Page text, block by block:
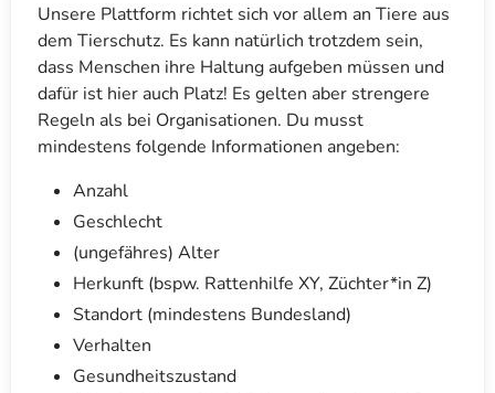
Unsere Plattform richtet sich vor allem an Tiere aus
dem Tierschutz. Es kann natürlich trotzdem sein,
dass Menschen ihre Haltung aufgeben müssen und
dafür ist hier auch Platz! Es gelten aber strengere
Regeln als bei Organisationen. Du musst
mindestens folgende Informationen angeben:
Anzahl
Geschlecht
(ungefähres) Alter
Herkunft (bspw. Rattenhilfe XY, Züchter*in Z)
Standort (mindestens Bundesland)
Verhalten
Gesundheitszustand